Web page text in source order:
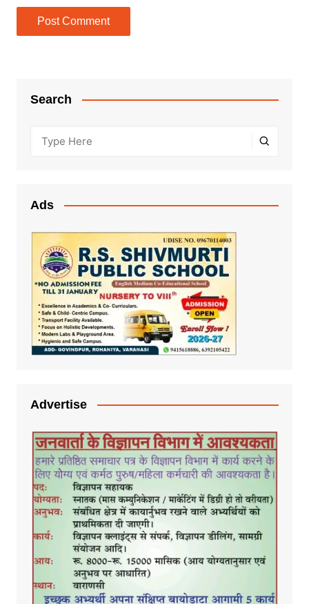
Search
Ads
Advertise